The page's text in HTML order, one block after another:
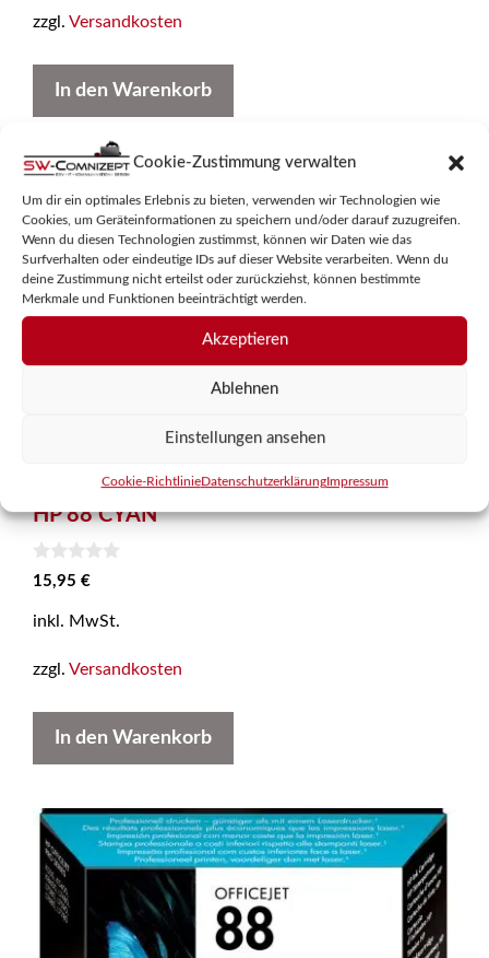
Cookie-Zustimmung verwalten
Um dir ein optimales Erlebnis zu bieten, verwenden wir Technologien wie
Cookies, um Geräteinformationen zu speichern und/oder darauf zuzugreifen.
Wenn du diesen Technologien zustimmst, können wir Daten wie das
Surfverhalten oder eindeutige IDs auf dieser Website verarbeiten. Wenn du
deine Zustimmung nicht erteilst oder zurückziehst, können bestimmte
Merkmale und Funktionen beeinträchtigt werden.
Akzeptieren
Ablehnen
Einstellungen ansehen
Cookie-RichtlinieDatenschutzerklärungImpressum
zzgl. Versandkosten
In den Warenkorb
HP 88 CYAN
0
v
n
15,95 €
inkl. MwSt.
zzgl. Versandkosten
In den Warenkorb